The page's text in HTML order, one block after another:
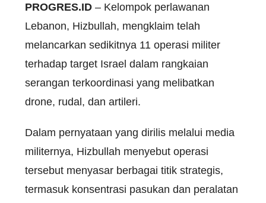
PROGRES.ID – Kelompok perlawanan
Lebanon, Hizbullah, mengklaim telah
melancarkan sedikitnya 11 operasi militer
terhadap target Israel dalam rangkaian
serangan terkoordinasi yang melibatkan
drone, rudal, dan artileri.
Dalam pernyataan yang dirilis melalui media
militernya, Hizbullah menyebut operasi
tersebut menyasar berbagai titik strategis,
termasuk konsentrasi pasukan dan peralatan